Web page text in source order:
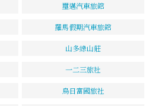
璽邁汽車旅館
羅馬假期汽車旅館
山多綠山莊
一二三旅社
烏日富國旅社